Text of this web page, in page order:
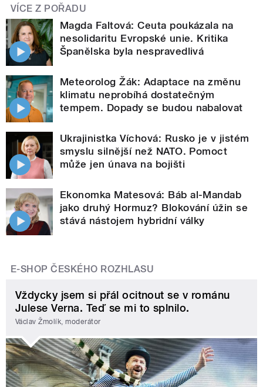
VÍCE Z POŘADU
Magda Faltová: Ceuta poukázala na
nesolidaritu Evropské unie. Kritika
Španělska byla nespravedlivá
Meteorolog Žák: Adaptace na změnu
klimatu neprobíhá dostatečným
tempem. Dopady se budou nabalovat
Ukrajinistka Víchová: Rusko je v jistém
smyslu silnější než NATO. Pomoct
může jen únava na bojišti
Ekonomka Matesová: Báb al-Mandab
jako druhý Hormuz? Blokování úžin se
stává nástojem hybridní války
E-SHOP ČESKÉHO ROZHLASU
Vždycky jsem si přál ocitnout se v románu
Julese Verna. Teď se mi to splnilo.
Václav Žmolík, moderátor